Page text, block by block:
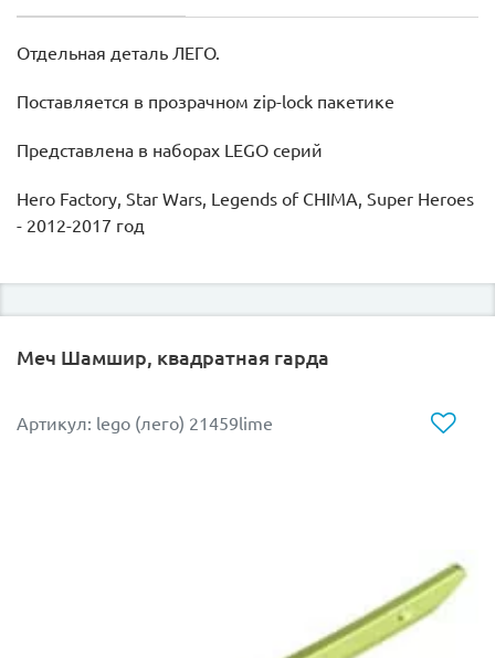
Отдельная деталь ЛЕГО.
Поставляется в прозрачном zip-lock пакетике
Представлена в наборах LEGO серий
Hero Factory, Star Wars, Legends of CHIMA, Super Heroes
- 2012-2017 год
Меч Шамшир, квадратная гарда
Артикул: lego (лего) 21459lime